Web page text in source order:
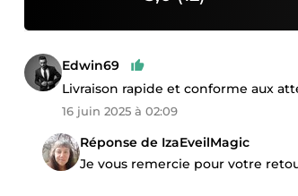
Edwin69
Livraison rapide et conforme aux
16 juin 2025 à 02:09
Réponse de IzaEveilMagic
Je vous remercie pour votre